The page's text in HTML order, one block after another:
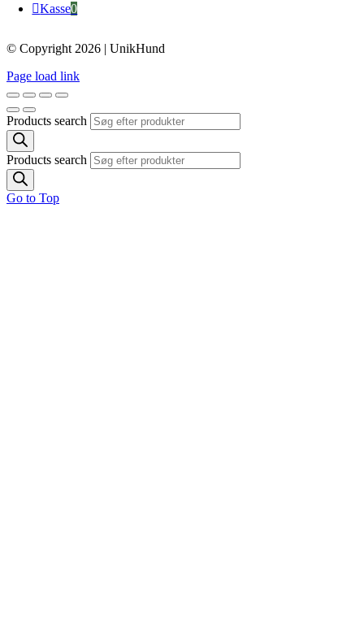
Kasse0
© Copyright 2026 | UnikHund
Page load link
Products search
Products search
Go to Top